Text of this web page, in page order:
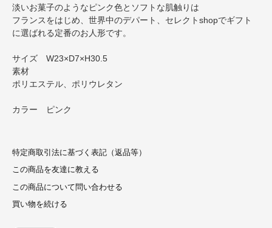
淡いお菓子のようなピンク色とソフトな肌触りは
フランスをはじめ、世界中のデパート、セレクトshopでギフト
に選ばれる定番のお人形です。
サイズ W23×D7×H30.5
素材
ポリエステル、ポリウレタン
カラー ピンク
特定商取引法に基づく表記（返品等）
この商品を友達に教える
この商品について問い合わせる
買い物を続ける